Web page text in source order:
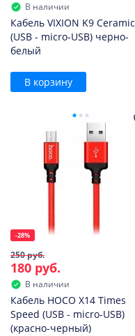
В наличии
Кабель VIXION K9 Ceramic
(USB - micro-USB) черно-
белый
В корзину
-28%
250 руб.
180 руб.
В наличии
Кабель HOCO X14 Times
Speed (USB - micro-USB)
(красно-черный)